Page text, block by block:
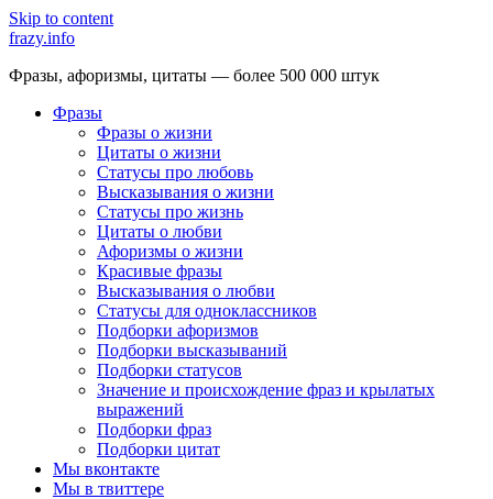
Skip to content
frazy.info
Фразы, афоризмы, цитаты — более 500 000 штук
Фразы
Фразы о жизни
Цитаты о жизни
Статусы про любовь
Высказывания о жизни
Статусы про жизнь
Цитаты о любви
Афоризмы о жизни
Красивые фразы
Высказывания о любви
Статусы для одноклассников
Подборки афоризмов
Подборки высказываний
Подборки статусов
Значение и происхождение фраз и крылатых
выражений
Подборки фраз
Подборки цитат
Мы вконтакте
Мы в твиттере